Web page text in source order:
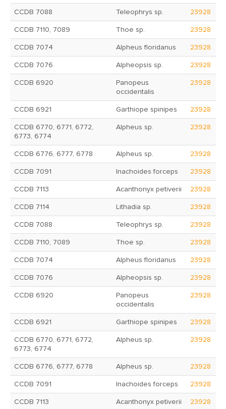
CCDB 7088 Teleophrys sp. 23928
CCDB 7110, 7089 Thoe sp. 23928
CCDB 7074 Alpheus floridanus 23928
CCDB 7076 Alpheopsis sp. 23928
CCDB 6920
Panopeus
occidentalis
23928
CCDB 6921 Garthiope spinipes 23928
CCDB 6770, 6771, 6772,
6773, 6774
Alpheus sp. 23928
CCDB 6776, 6777, 6778 Alpheus sp. 23928
CCDB 7091 Inachoides forceps 23928
CCDB 7113 Acanthonyx petiverii 23928
CCDB 7114 Lithadia sp. 23928
CCDB 7088 Teleophrys sp. 23928
CCDB 7110, 7089 Thoe sp. 23928
CCDB 7074 Alpheus floridanus 23928
CCDB 7076 Alpheopsis sp. 23928
CCDB 6920
Panopeus
occidentalis
23928
CCDB 6921 Garthiope spinipes 23928
CCDB 6770, 6771, 6772,
6773, 6774
Alpheus sp. 23928
CCDB 6776, 6777, 6778 Alpheus sp. 23928
CCDB 7091 Inachoides forceps 23928
CCDB 7113 Acanthonyx petiverii 23928